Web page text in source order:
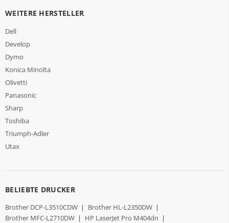
WEITERE HERSTELLER
Dell
Develop
Dymo
Konica Minolta
Olivetti
Panasonic
Sharp
Toshiba
Triumph-Adler
Utax
BELIEBTE DRUCKER
Brother DCP-L3510CDW | Brother HL-L2350DW |
Brother MFC-L2710DW | HP LaserJet Pro M404dn |